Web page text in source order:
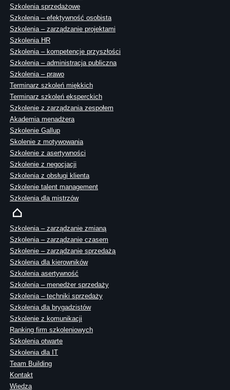
Szkolenia sprzedażowe
Szkolenia – efektywność osobista
Szkolenia – zarządzanie projektami
Szkolenia HR
Szkolenia – kompetencje przyszłości
Szkolenia – administracja publiczna
Szkolenia – prawo
Terminarz szkoleń miękkich
Terminarz szkoleń eksperckich
Szkolenie z zarządzania zespołem
Akademia menadżera
Szkolenie Gallup
Skolenie z motywowania
Szkolenie z asertywności
Szkolenie z negocjacji
Szkolenia z obsługi klienta
Szkolenie talent management
Szkolenia dla mistrzów
Szkolenia – zarządzanie zmianą
Szkolenia – zarządzanie czasem
Szkolenie – zarządzanie sprzedażą
Szkolenia dla kierowników
Szkolenia asertywność
Szkolenia – menedżer sprzedaży
Szkolenia – techniki sprzedaży
Szkolenia dla brygadzistów
Szkolenie z komunikacji
Ranking firm szkoleniowych
Szkolenia otwarte
Szkolenia dla IT
Team Building
Kontakt
Wiedza